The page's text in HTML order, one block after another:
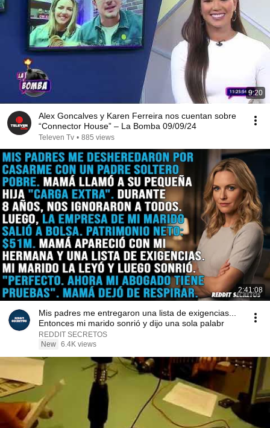
9:20
Alex Goncalves y Karen Ferreira nos cuentan sobre
“Connector House” – La Bomba 09/09/24
Televen Tv • 885 views
2:41:08
Mis padres me entregaron una lista de exigencias...
Entonces mi marido sonrió y dijo una sola palabr
REDDIT SECRETOS
New 6.4K views